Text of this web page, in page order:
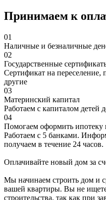
Принимаем к
01
Наличные и безналичные
02
Государственные
Сертификат на
другие
03
Материнский капитал
Работаем с капиталом детей
04
Помогаем оформить ипотеку
Работаем с 5 банками.
получаем в течение 24 часов.
Оплачивайте новый дом за
Мы начинаем строить дом и
вашей квартиры. Вы не
строительства, так как при